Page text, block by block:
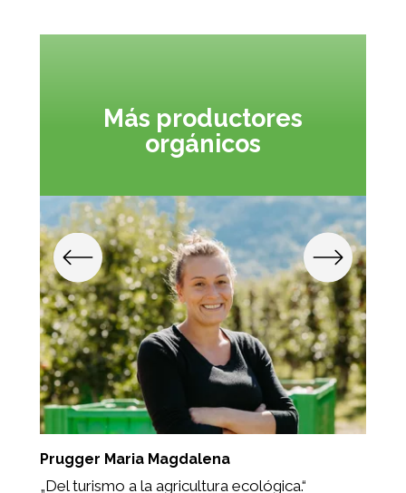
Más productores
orgánicos
Prugger Maria Magdalena
„Del turismo a la agricultura ecológica.“